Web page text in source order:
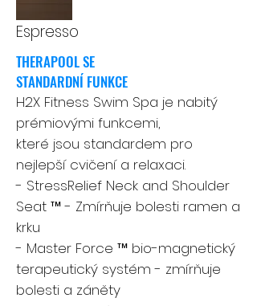
Espresso
THERAPOOL SE
STANDARDNÍ FUNKCE
H2X Fitness Swim Spa je nabitý
prémiovými funkcemi,
které jsou standardem pro
nejlepší cvičení a relaxaci.
- StressRelief Neck and Shoulder
Seat ™ - Zmírňuje bolesti ramen a
krku
- Master Force ™ bio-magnetický
terapeutický systém - zmírňuje
bolesti a záněty